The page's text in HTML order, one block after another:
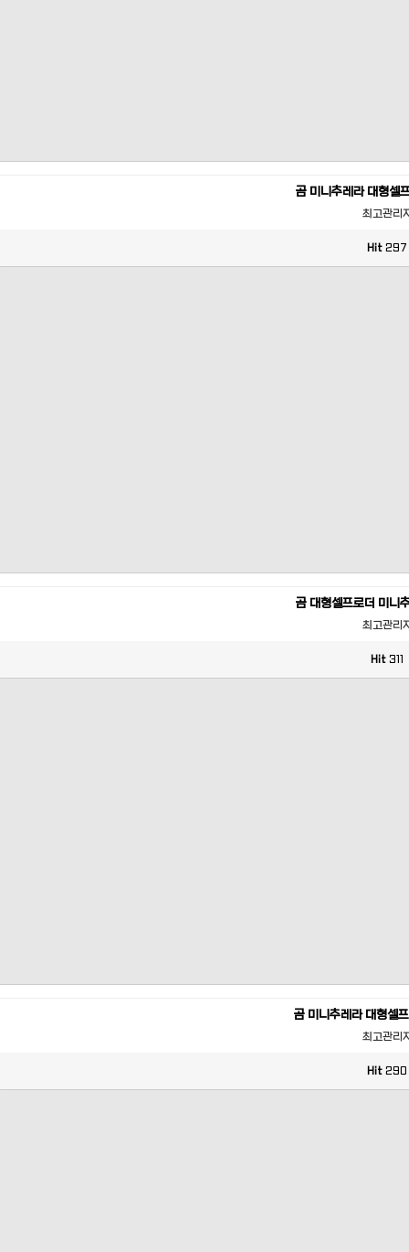
곰 미니추레라 대형셀
최고관리
Hit 297
곰 대형셀프로더 미니
최고관리
Hit 311
곰 미니추레라 대형셀
최고관리
Hit 290